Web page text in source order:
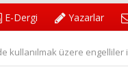
E-Dergi Yazarlar
kullanılmak üzere engelliler